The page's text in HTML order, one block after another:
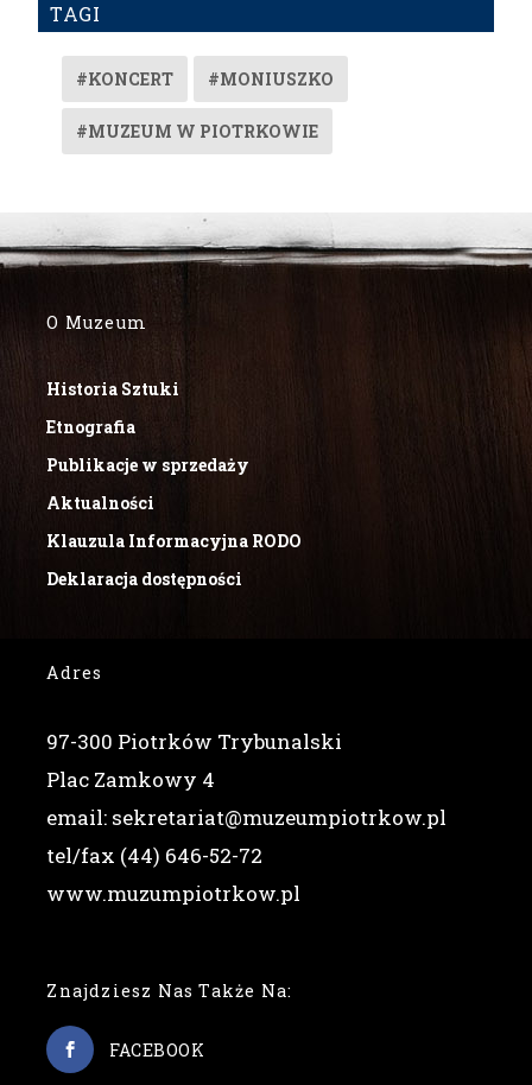
TAGI
#KONCERT #MONIUSZKO
#MUZEUM W PIOTRKOWIE
O Muzeum
Historia Sztuki
Etnografia
Publikacje w sprzedaży
Aktualności
Klauzula Informacyjna RODO
Deklaracja dostępności
Adres
97-300 Piotrków Trybunalski
Plac Zamkowy 4
email: sekretariat@muzeumpiotrkow.pl
tel/fax (44) 646-52-72
www.muzumpiotrkow.pl
Znajdziesz Nas Także Na:
FACEBOOK